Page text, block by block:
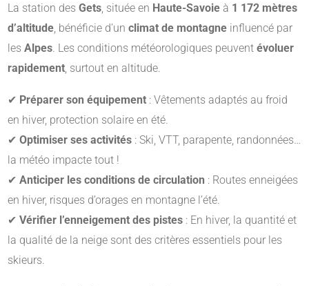
La station des Gets , située en Haute-Savoie à 1 172 mètres
d’altitude , bénéficie d’un climat de montagne influencé par
les Alpes . Les conditions météorologiques peuvent évoluer
rapidement , surtout en altitude.
✔ Préparer son équipement : Vêtements adaptés au froid
en hiver, protection solaire en été.
✔ Optimiser ses activités : Ski, VTT, parapente, randonnées…
la météo impacte tout !
✔ Anticiper les conditions de circulation : Routes enneigées
en hiver, risques d’orages en montagne l’été.
✔ Vérifier l’enneigement des pistes : En hiver, la quantité et
la qualité de la neige sont des critères essentiels pour les
skieurs.